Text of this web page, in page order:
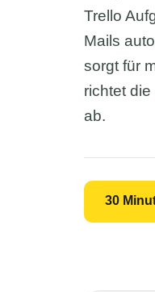
Trello
Mails
sorgt für
richtet
ab.
30